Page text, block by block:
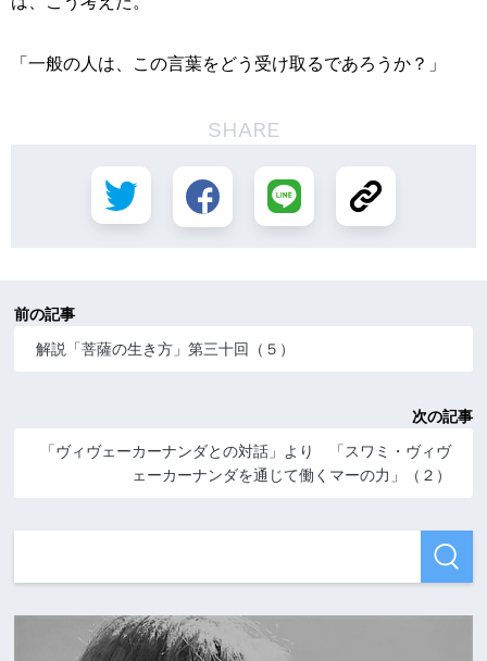
「一般の人は、この言葉をどう受け取るであろうか？」
SHARE
前の記事
解説「菩薩の生き方」第三十回（５）
次の記事
「ヴィヴェーカーナンダとの対話」より 「スワミ・ヴィヴ
ェーカーナンダを通じて働くマーの力」（２）